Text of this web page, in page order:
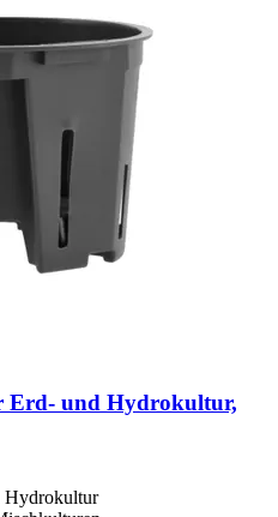
und Hydrokultur,
Hydrokultur